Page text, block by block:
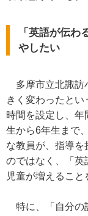
「英語が伝
やしたい
多摩市立北諏訪
きく変わったと
時間を設定し、
生から6年生まで
な教員が、指導を
のではなく、「英
児童が増えること
特に、「自分の